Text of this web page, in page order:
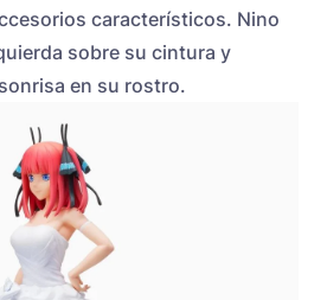
característicos. Nino
sobre su cintura y
en su rostro.